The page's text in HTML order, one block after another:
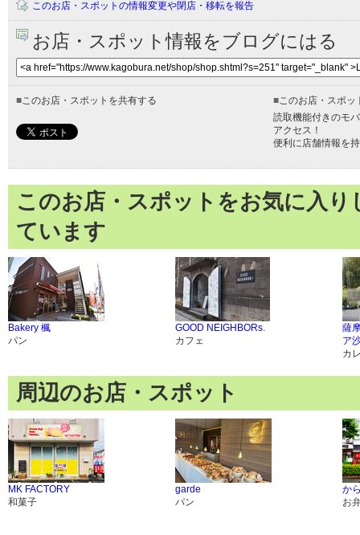
このお店・スポットの情報変更や閉店・移転を報告
お店・スポット情報をブログにはる
■このお店・スポットを共有する ■このお店・スポッ
読取機能付きのモ
アクセス！
便利に店舗情報を
このお店・スポットをお気に入
ています
Bakery 楓
パン
GOOD NEIGHBORs.
カフェ
薩
ア
カ
周辺のお店・スポット
MK FACTORY
和菓子
garde
パン
か
お